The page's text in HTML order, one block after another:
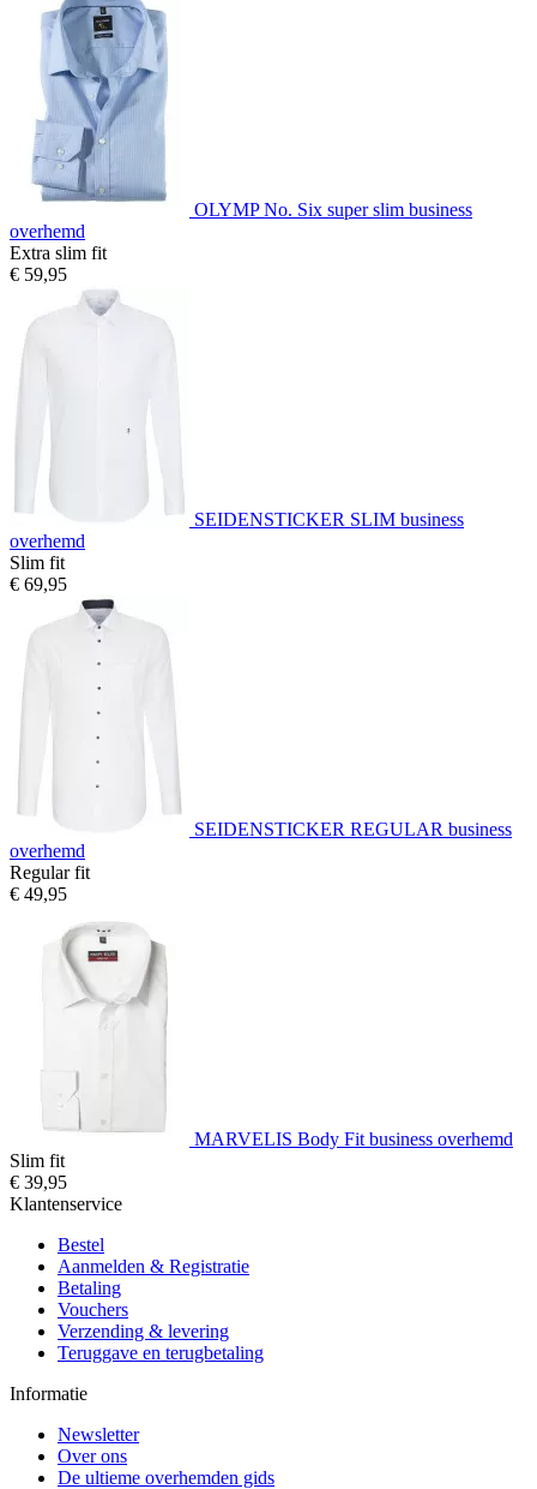
OLYMP No. Six super slim business
overhemd
Extra slim fit
€ 59,95
SEIDENSTICKER SLIM business
overhemd
Slim fit
€ 69,95
SEIDENSTICKER REGULAR business
overhemd
Regular fit
€ 49,95
MARVELIS Body Fit business overhemd
Slim fit
€ 39,95
Klantenservice
Bestel
Aanmelden & Registratie
Betaling
Vouchers
Verzending & levering
Teruggave en terugbetaling
Informatie
Newsletter
Over ons
De ultieme overhemden gids